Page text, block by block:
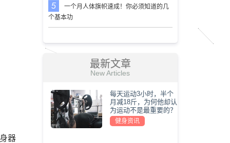
器
一个月人体旗帜速成！你必须知道的几
个基本功
最新文章
New Articles
每天运动3小时，半个
月减18斤，为何他却认
为运动不是最重要的？
健身资讯